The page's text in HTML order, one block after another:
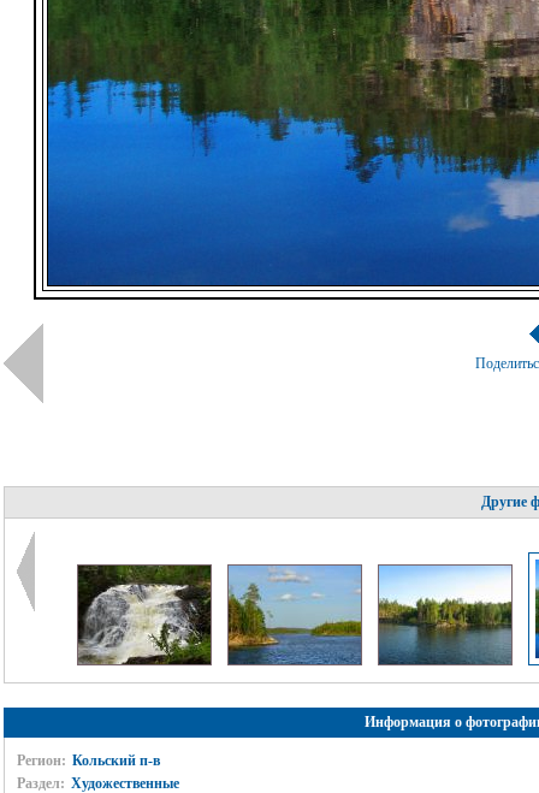
Другие
Информация о
Регион: Кольский п-в
Раздел: Художественные